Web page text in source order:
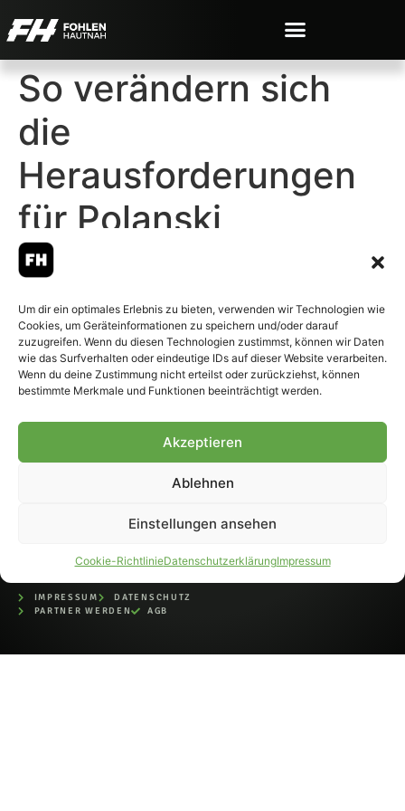
Um dir ein optimales Erlebnis zu bieten, verwenden wir Technologien wie
Cookies, um Geräteinformationen zu speichern und/oder darauf
zuzugreifen. Wenn du diesen Technologien zustimmst, können wir Daten
wie das Surfverhalten oder eindeutige IDs auf dieser Website verarbeiten.
Wenn du deine Zustimmung nicht erteilst oder zurückziehst, können
bestimmte Merkmale und Funktionen beeinträchtigt werden.
Akzeptieren
Ablehnen
Einstellungen ansehen
Cookie-RichtlinieDatenschutzerklärungImpressum
So verändern sich
die
Herausforderungen
für Polanski
© 2007-2026 Fohlen-Hautnah.de
– Alle rechte vorbehalten.
Fohlen-Hautnah.de ist ein
offiziell eingetragenes Magazin
IMPRESSUM
DATENSCHUTZ
PARTNER WERDEN
AGB